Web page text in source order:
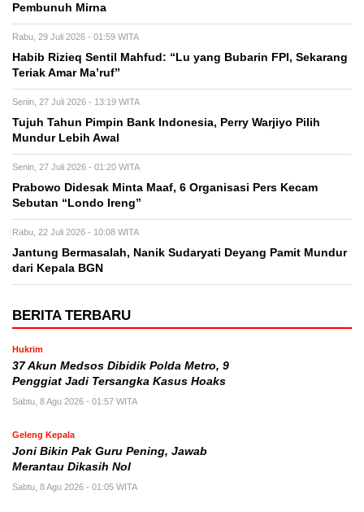
Pembunuh Mirna
Rabu, 29 Juli 2026 - 01:59 WITA
Habib Rizieq Sentil Mahfud: “Lu yang Bubarin FPI, Sekarang
Teriak Amar Ma’ruf”
Senin, 27 Juli 2026 - 13:19 WITA
Tujuh Tahun Pimpin Bank Indonesia, Perry Warjiyo Pilih
Mundur Lebih Awal
Senin, 27 Juli 2026 - 01:20 WITA
Prabowo Didesak Minta Maaf, 6 Organisasi Pers Kecam
Sebutan “Londo Ireng”
Rabu, 22 Juli 2026 - 10:08 WITA
Jantung Bermasalah, Nanik Sudaryati Deyang Pamit Mundur
dari Kepala BGN
BERITA TERBARU
Hukrim
37 Akun Medsos Dibidik Polda Metro, 9
Penggiat Jadi Tersangka Kasus Hoaks
Sabtu, 8 Agu 2026 - 01:57 WITA
Geleng Kepala
Joni Bikin Pak Guru Pening, Jawab
Merantau Dikasih Nol
Sabtu, 8 Agu 2026 - 01:05 WITA